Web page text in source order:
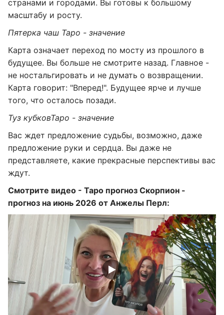
странами и городами. Вы готовы к большому
масштабу и росту.
Пятерка чаш Таро - значение
Карта означает переход по мосту из прошлого в
будущее. Вы больше не смотрите назад. Главное -
не ностальгировать и не думать о возвращении.
Карта говорит: "Вперед!". Будущее ярче и лучше
того, что осталось позади.
Туз кубковТаро - значение
Вас ждет предложение судьбы, возможно, даже
предложение руки и сердца. Вы даже не
представляете, какие прекрасные перспективы вас
ждут.
Смотрите видео - Таро прогноз Скорпион -
прогноз на июнь 2026 от Анжелы Перл: